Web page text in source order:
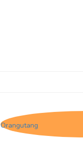
Orangutang